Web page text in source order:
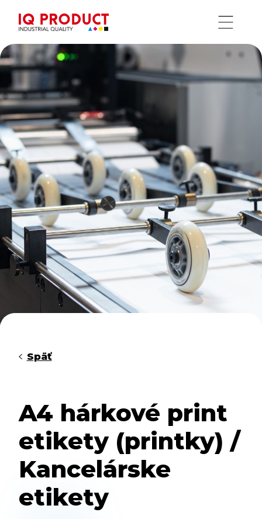
Späť
A4 hárkové print
etikety (printky) /
Kancelárske
etikety